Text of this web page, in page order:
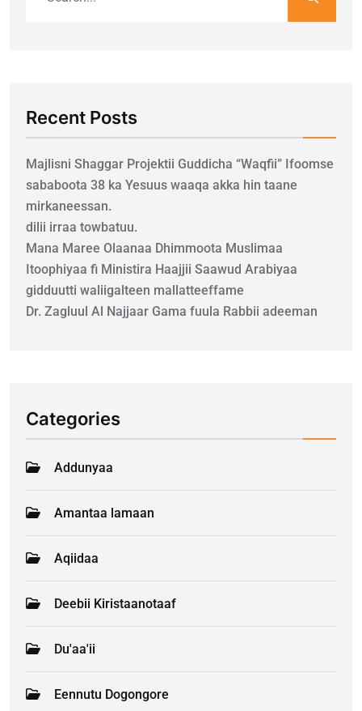
Recent Posts
Majlisni Shaggar Projektii Guddicha “Waqfii” Ifoomse
sababoota 38 ka Yesuus waaqa akka hin taane
mirkaneessan.
dilii irraa towbatuu.
Mana Maree Olaanaa Dhimmoota Muslimaa
Itoophiyaa fi Ministira Haajjii Saawud Arabiyaa
gidduutti waliigalteen mallatteeffame
Dr. Zagluul Al Najjaar Gama fuula Rabbii adeeman
Categories
Addunyaa
Amantaa lamaan
Aqiidaa
Deebii Kiristaanotaaf
Du'aa'ii
Eennutu Dogongore